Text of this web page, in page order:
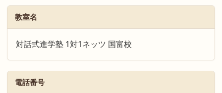
教室名
対話式進学塾 1対1ネッツ 国富校
電話番号